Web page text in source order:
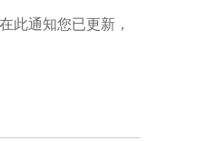
此通知您已更新，